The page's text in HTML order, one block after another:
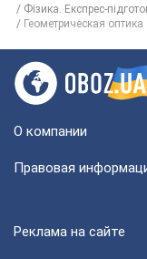
Фізика. Експрес-
Геометрическая оптика
О компании
Правовая
Реклама на сайте